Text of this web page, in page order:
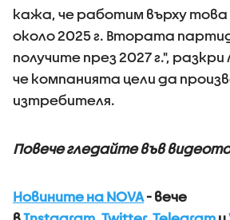
кажа, че работим върху
около 2025 г. Втората
получите през 2027 г.", разкри
че компанията цели да
изтребителя.
Повече гледайте във
Новините на NOVA- вече